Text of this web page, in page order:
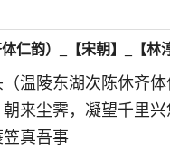
仁韵）_【宋朝】_【林
温陵东湖次陈休齐
朝来尘霁，凝望千里
真吾事